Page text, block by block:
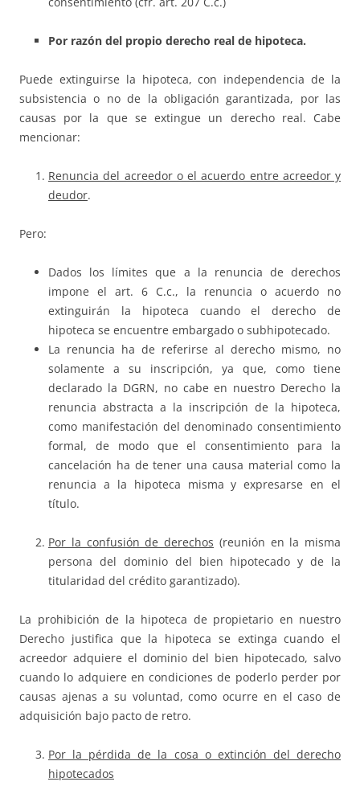
Por razón del propio derecho real de hipoteca.
Puede extinguirse la hipoteca, con independencia de la
subsistencia o no de la obligación garantizada, por las
causas por la que se extingue un derecho real. Cabe
mencionar:
Renuncia del acreedor o el acuerdo entre acreedor y
deudor.
Pero:
Dados los límites que a la renuncia de derechos
impone el art. 6 C.c., la renuncia o acuerdo no
extinguirán la hipoteca cuando el derecho de
hipoteca se encuentre embargado o subhipotecado.
La renuncia ha de referirse al derecho mismo, no
solamente a su inscripción, ya que, como tiene
declarado la DGRN, no cabe en nuestro Derecho la
renuncia abstracta a la inscripción de la hipoteca,
como manifestación del denominado consentimiento
formal, de modo que el consentimiento para la
cancelación ha de tener una causa material como la
renuncia a la hipoteca misma y expresarse en el
título.
Por la confusión de derechos (reunión en la misma
persona del dominio del bien hipotecado y de la
titularidad del crédito garantizado).
La prohibición de la hipoteca de propietario en nuestro
Derecho justifica que la hipoteca se extinga cuando el
acreedor adquiere el dominio del bien hipotecado, salvo
cuando lo adquiere en condiciones de poderlo perder por
causas ajenas a su voluntad, como ocurre en el caso de
adquisición bajo pacto de retro.
Por la pérdida de la cosa o extinción del derecho
hipotecados